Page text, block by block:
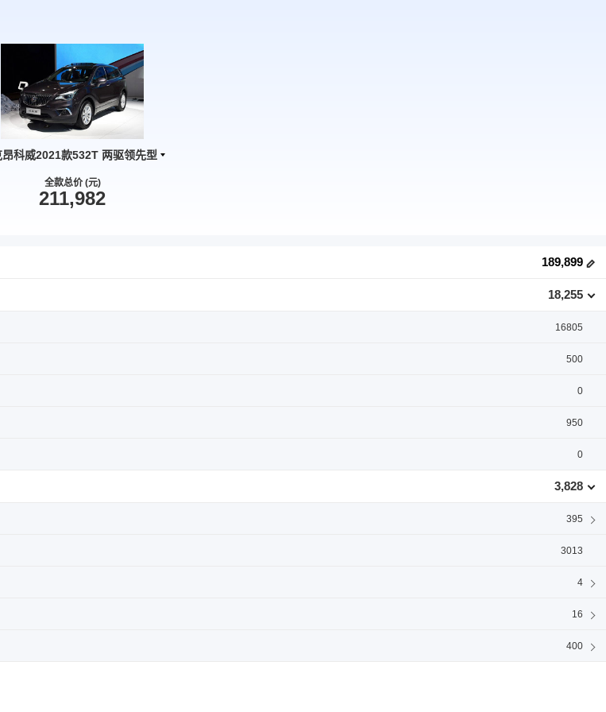
昂科威2021款532T 两驱领先型
全款总价 (元)
211,982
189,899
18,255
16805
500
0
950
0
3,828
395
3013
4
16
400